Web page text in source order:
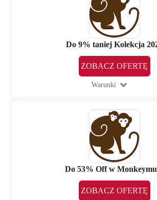
Do 9% taniej Kolekcja
ZOBACZ OFERTĘ
Warunki
Do 53% Off w
ZOBACZ OFERTĘ